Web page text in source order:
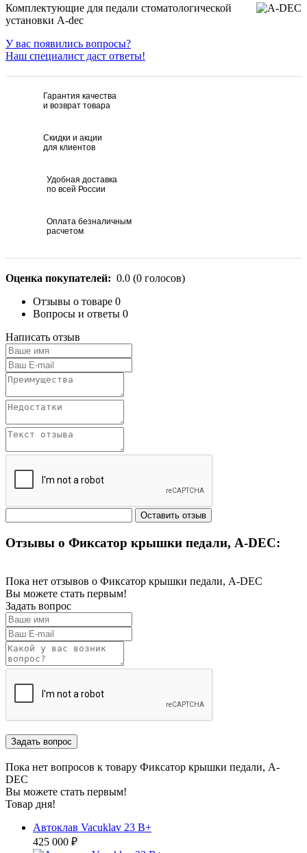
Комплектующие для педали стоматологической
установки A-dec
У вас появились вопросы?
Наш специалист даст ответы!
Гарантия качества
и возврат товара
Скидки и акции
для клиентов
Удобная доставка
по всей России
Оплата безналичным
расчетом
Оценка покупателей: 0.0 (0 голосов)
Отзывы о товаре 0
Вопросы и ответы 0
Написать отзыв
Отзывы о Фиксатор крышки педали, A-DEC:
Пока нет отзывов о Фиксатор крышки педали, A-DEC
Вы можете стать первым!
Задать вопрос
Пока нет вопросов к товару Фиксатор крышки педали, A-
DEC
Вы можете стать первым!
Товар дня!
Автоклав Vacuklav 23 B+
425 000 ₽